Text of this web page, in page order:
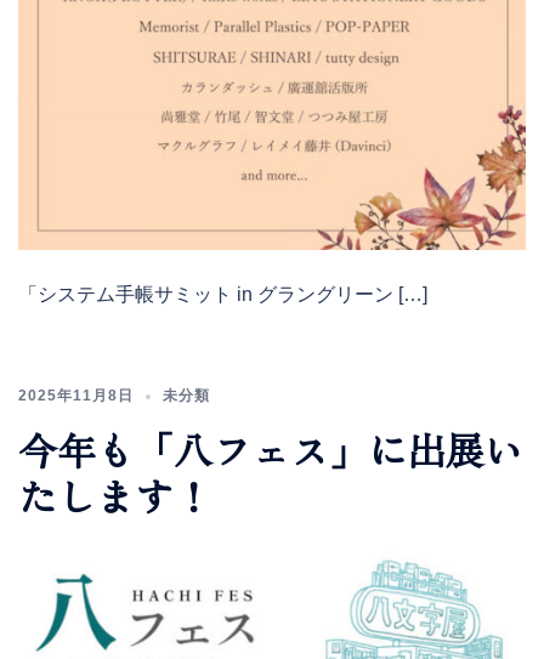
「システム手帳サミット in グラングリーン […]
2025年11月8日 未分類
今年も「八フェス」に出展い
たします！